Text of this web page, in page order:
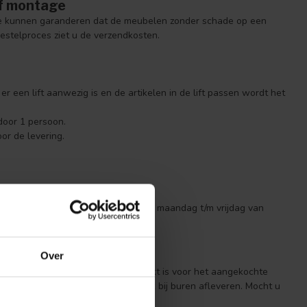
Over
montage
garanderen dat de meubelen zonder schade op een
ziet u de verzendkosten.
een lift aanwezig is en de artikelen in de lift passen wordt het
1 persoon.
de levering.
showroom. We zijn geopend van maandag t/m vrijdag van
bepaalt zelf of deze optie geschikt is voor het aangekochte
en DHL kunnen artikelen ook bij buren afleveren. Mocht u